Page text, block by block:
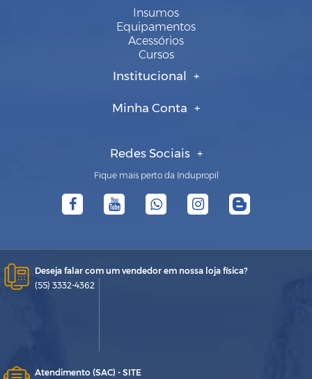
Insumos
Equipamentos
Acessórios
Cursos
Institucional
Minha Conta
Redes Sociais
Fique mais perto da Indupropil
Deseja falar com um vendedor em nossa loja física?
(55) 3332-4362
Atendimento (SAC) - SITE